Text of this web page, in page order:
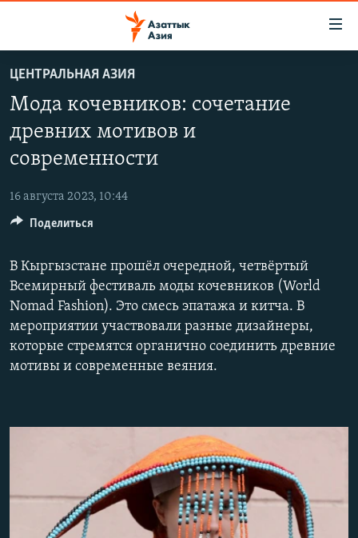
основному
содержанию
Вернутся
навигации
Вернутся
поиску
ЦЕНТРАЛЬНАЯ АЗИЯ
КАЗАХСТАН
УЗБЕКИСТАН
ТАДЖИКИСТАН
НОВОСТИ
ВОЙНА В УКРАИНЕ
НА ДРУГИХ ЯЗЫКАХ
ҚАЗАҚША
КЫРГЫЗЧА
ЎЗБЕКЧА
ТОҶИКӢ
ПОДПИШИТЕСЬ НА НАС В СОЦСЕТЯХ
Все сайты РСЕ/РС
ЦЕНТРАЛЬНАЯ АЗИЯ
Мода кочевников: сочетание
древних мотивов и
современности
16 августа 2023, 10:44
В Кыргызстане прошёл очередной, четвёртый
Всемирный фестиваль моды кочевников (World
Nomad Fashion). Это смесь эпатажа и китча. В
мероприятии участвовали разные дизайнеры,
которые стремятся органично соединить древние
мотивы и современные веяния.
Поделиться